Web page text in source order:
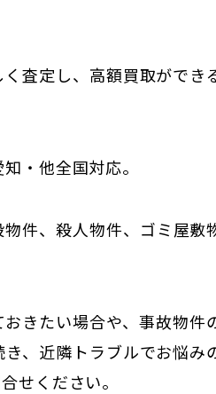
査定し、高額買取ができ
・他全国対応。
件、殺人物件、ゴミ屋敷
きたい場合や、事故物件
、近隣トラブルでお悩み
せください。